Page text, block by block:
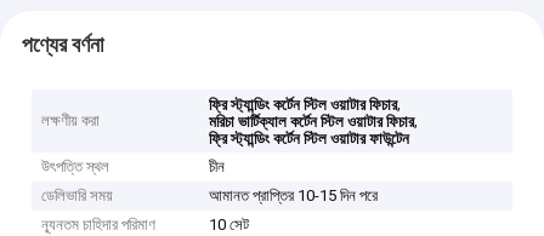
পণ্যের বর্ণনা
লক্ষণীয় করা
ফ্রি স্ট্যান্ডিং কর্টেন স্টিল ওয়াটার ফিচার,
মরিচা ভার্টিক্যাল কর্টেন স্টিল ওয়াটার ফিচার,
ফ্রি স্ট্যান্ডিং কর্টেন স্টিল ওয়াটার ফাউন্টেন
উৎপত্তি স্থল
চীন
ডেলিভারি সময়
আমানত প্রাপ্তির 10-15 দিন পরে
ন্যূনতম চাহিদার পরিমাণ
10 সেট